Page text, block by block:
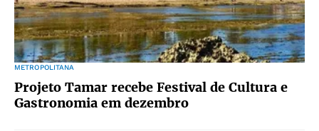
METROPOLITANA
Projeto Tamar recebe Festival de Cultura e
Gastronomia em dezembro